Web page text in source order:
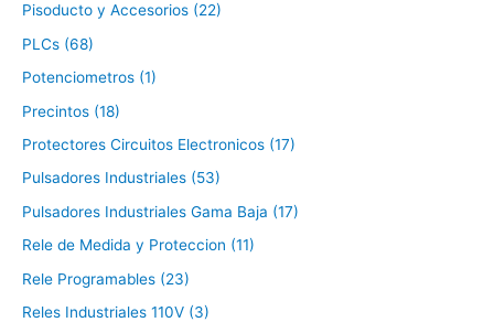
Pisoducto y Accesorios (22)
PLCs (68)
Potenciometros (1)
Precintos (18)
Protectores Circuitos Electronicos (17)
Pulsadores Industriales (53)
Pulsadores Industriales Gama Baja (17)
Rele de Medida y Proteccion (11)
Rele Programables (23)
Reles Industriales 110V (3)